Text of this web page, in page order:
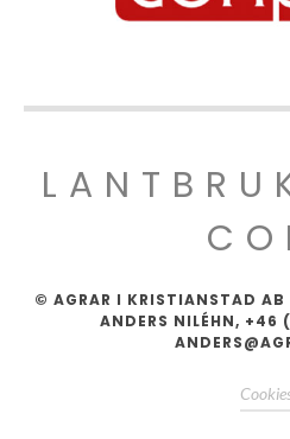
© AGRAR I KRISTIANSTAD
ANDERS NILÉHN,